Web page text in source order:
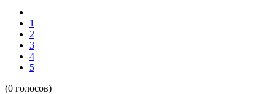
1
2
3
4
5
(0 голосов)